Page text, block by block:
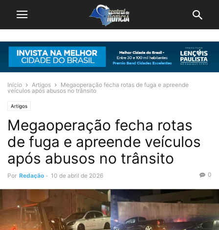
Início Artigos
Megaoperação fecha rotas de fuga e apreende
veículos após abusos no trânsito
Artigos
Megaoperação fecha rotas
de fuga e apreende veículos
após abusos no trânsito
Por Redação - 10 de abril de 2026 0